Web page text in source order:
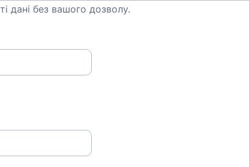
дані без вашого дозволу.